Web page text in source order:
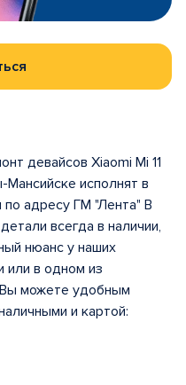
девайсов Xiaomi Mi 11
Мансийске исполнят в
адресу ГМ "Лента" В
всегда в наличии,
нюанс у наших
или в одном из
можете удобным
и картой: